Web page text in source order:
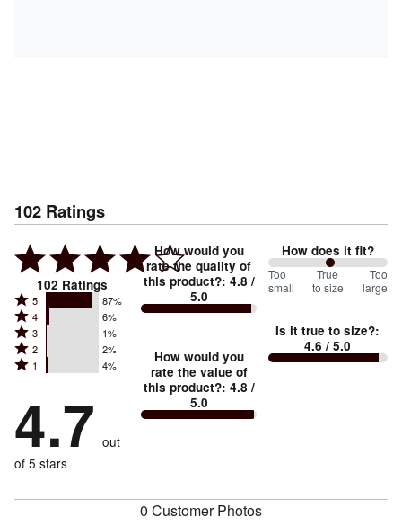
102 Ratings
102 Ratings
Rated
5
stars
by
reviewers
5 87%
Rated
4
stars
by
of
reviewers
4 6%
Rated
3
stars
1%
of
reviewers
3 1%
Rated
2
by
2%
reviewers
2 2%
Rated
stars
by
4%
of
1 4%
4.7 out
of 5 stars
How would you
rate the quality of
this product?: 4.8 /
5.0
How would you
rate the value of
this product?: 4.8 /
5.0
How does it fit?
104
between
small
and
Too
small
True
to size
Too
large
Is it true to size?:
4.6 / 5.0
0 Customer Photos